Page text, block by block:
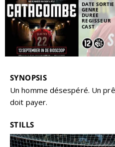
DATE SORTIE
GENRE
DUREE
REGISSEUR
CAST
SYNOPSIS
Un homme désespéré. Un
doit payer.
STILLS